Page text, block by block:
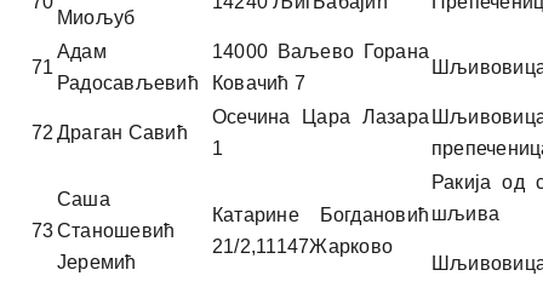
Миољуб
71
Адам
Радосављевић
14000 Ваљево Горана
Ковачић 7
72 Драган Савић
Осечина Цара Лазара
1
73
Саша
Станошевић
Јеремић
Катарине Богдановић
21/2,11147Жарково
Ракија од
шљива